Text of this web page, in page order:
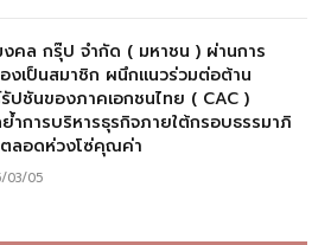
งคล กรุ๊ป จำกัด ( มหาชน ) ผ่านการ
งเป็นสมาชิก ผนึกแนวร่วมต่อต้าน
ปชันของภาคเอกชนไทย ( CAC )
ำการบริหารธุรกิจภายใต้กรอบธรรมาภิ
ลอดห่วงโซ่คุณค่า
03/05